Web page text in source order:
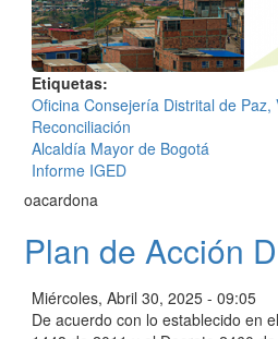
Etiquetas
Oficina Consejería Distrital de Paz,
Reconciliación
Alcaldía Mayor de Bogotá
Informe IGED
oacardona
Plan de Acción
Miércoles, Abril 30, 2025 - 09:05
De acuerdo con lo establecido en